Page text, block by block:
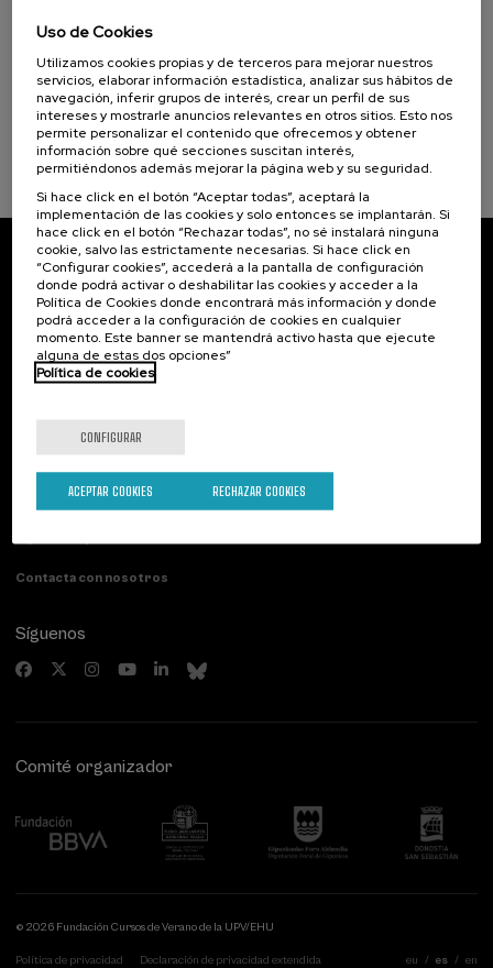
Objetivos de desarrollo sostenible
y neonatal
20 h. Español Euskera .
...
DESDE22 €
Últimas
plazas
Gratuito
Fecha
pasada
Lista
de
espera
Plazo
de
matrícula
finalizado
Suscríbete a nuestro boletín
Inscríbete para ser el primero/a en recibir las
novedades de UIK.
Suscribirse
Contacto
Paseo de Miraconcha, 48
Contacta con nosotros
Síguenos
Comité organizador
© 2026 Fundación Cursos de Verano de la UPV/EHU
Política de privacidad Declaración de privacidad extendida eu es en
Uso de Cookies
Utilizamos cookies propias y de terceros para mejorar nuestros
servicios, elaborar información estadística, analizar sus hábitos de
navegación, inferir grupos de interés, crear un perfil de sus
intereses y mostrarle anuncios relevantes en otros sitios. Esto nos
permite personalizar el contenido que ofrecemos y obtener
información sobre qué secciones suscitan interés,
permitiéndonos además mejorar la página web y su seguridad.
Si hace click en el botón “Aceptar todas”, aceptará la
implementación de las cookies y solo entonces se implantarán. Si
hace click en el botón “Rechazar todas”, no sé instalará ninguna
cookie, salvo las estrictamente necesarias. Si hace click en
“Configurar cookies”, accederá a la pantalla de configuración
donde podrá activar o deshabilitar las cookies y acceder a la
Política de Cookies donde encontrará más información y donde
podrá acceder a la configuración de cookies en cualquier
momento. Este banner se mantendrá activo hasta que ejecute
alguna de estas dos opciones”
Política de cookies
CONFIGURAR
RECHAZAR COOKIES
ACEPTAR COOKIES